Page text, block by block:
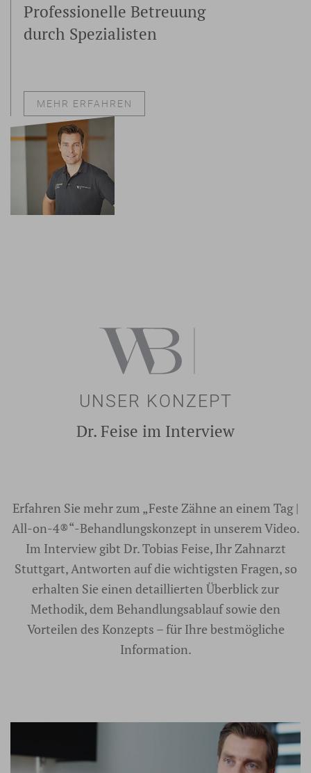
Professionelle Betreuung
durch Spezialisten
MEHR ERFAHREN
UNSER KONZEPT
Dr. Feise im Interview
Erfahren Sie mehr zum „Feste Zähne an einem Tag |
All-on-4®“-Behandlungskonzept in unserem Video.
Im Interview gibt Dr. Tobias Feise, Ihr Zahnarzt
Stuttgart, Antworten auf die wichtigsten Fragen, so
erhalten Sie einen detaillierten Überblick zur
Methodik, dem Behandlungsablauf sowie den
Vorteilen des Konzepts – für Ihre bestmögliche
Information.